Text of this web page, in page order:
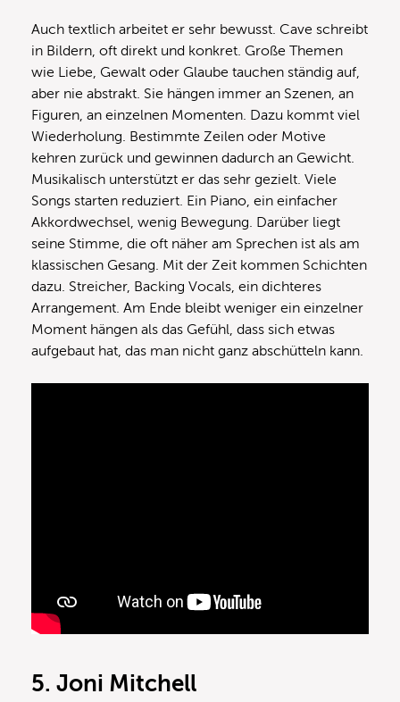
Auch textlich arbeitet er sehr bewusst. Cave schreibt
in Bildern, oft direkt und konkret. Große Themen
wie Liebe, Gewalt oder Glaube tauchen ständig auf,
aber nie abstrakt. Sie hängen immer an Szenen, an
Figuren, an einzelnen Momenten. Dazu kommt viel
Wiederholung. Bestimmte Zeilen oder Motive
kehren zurück und gewinnen dadurch an Gewicht.
Musikalisch unterstützt er das sehr gezielt. Viele
Songs starten reduziert. Ein Piano, ein einfacher
Akkordwechsel, wenig Bewegung. Darüber liegt
seine Stimme, die oft näher am Sprechen ist als am
klassischen Gesang. Mit der Zeit kommen Schichten
dazu. Streicher, Backing Vocals, ein dichteres
Arrangement. Am Ende bleibt weniger ein einzelner
Moment hängen als das Gefühl, dass sich etwas
aufgebaut hat, das man nicht ganz abschütteln kann.
5. Joni Mitchell